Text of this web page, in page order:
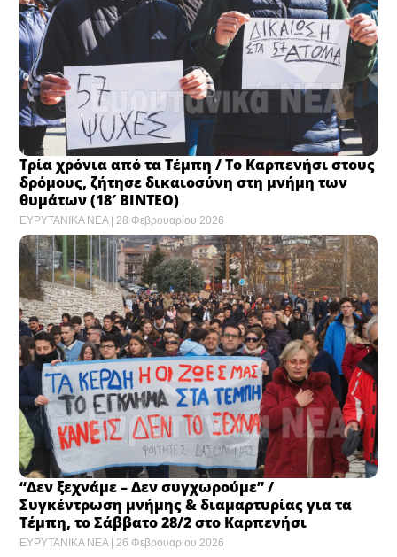
Τρία χρόνια από τα Τέμπη / Το Καρπενήσι στους
δρόμους, ζήτησε δικαιοσύνη στη μνήμη των
θυμάτων (18′ ΒΙΝΤΕΟ)
ΕΥΡΥΤΑΝΙΚΑ ΝΕΑ 28 Φεβρουαρίου 2026
“Δεν ξεχνάμε – Δεν συγχωρούμε” /
Συγκέντρωση μνήμης & διαμαρτυρίας για τα
Τέμπη, το Σάββατο 28/2 στο Καρπενήσι
ΕΥΡΥΤΑΝΙΚΑ ΝΕΑ 26 Φεβρουαρίου 2026